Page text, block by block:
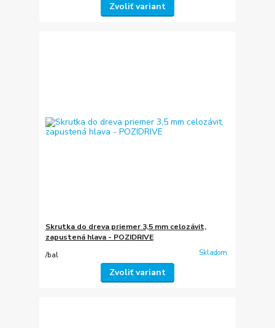
Zvoliť variant
Skrutka do dreva priemer 3,5 mm celozávit,
zapustená hlava - POZIDRIVE
/bal Skladom
Zvoliť variant